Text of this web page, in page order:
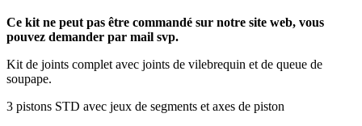
Ce kit ne peut pas être commandé sur notre site web, vous
pouvez demander par mail svp.
Kit de joints complet avec joints de vilebrequin et de queue de
soupape.
3 pistons STD avec jeux de segments et axes de piston